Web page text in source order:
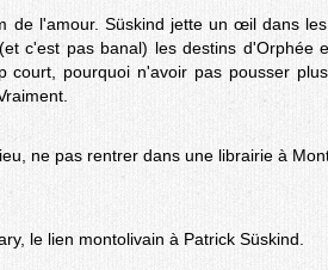
de l'amour. Süskind jette un œil dans
c'est pas banal) les destins d'Orphée
court, pourquoi n'avoir pas pousser
ne pas rentrer dans une librairie à
le lien montolivain à Patrick Süskind.